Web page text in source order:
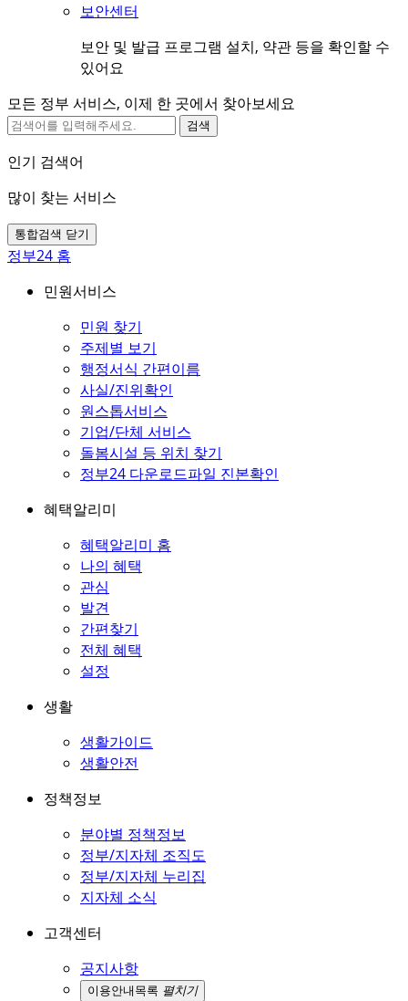
보안센터
보안 및 발급 프로그램 설치, 약관 등을 확인할 수
있어요
모든 정부 서비스, 이제 한 곳에서 찾아보세요
검색
인기 검색어
많이 찾는 서비스
통합검색 닫기
정부24 홈
민원서비스
민원 찾기
주제별 보기
행정서식 간편이름
사실/진위확인
원스톱서비스
기업/단체 서비스
돌봄시설 등 위치 찾기
정부24 다운로드파일 진본확인
혜택알리미
혜택알리미 홈
나의 혜택
관심
발견
간편찾기
전체 혜택
설정
생활
생활가이드
생활안전
정책정보
분야별 정책정보
정부/지자체 조직도
정부/지자체 누리집
지자체 소식
고객센터
공지사항
이용안내 목록 펼치기